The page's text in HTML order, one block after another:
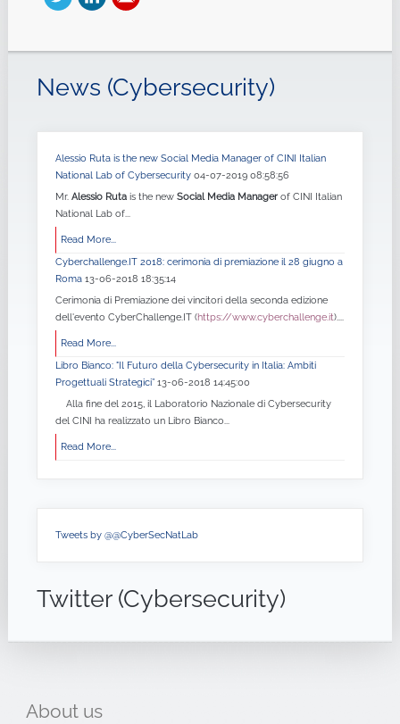
News (Cybersecurity)
Alessio Ruta is the new Social Media Manager of CINI Italian
National Lab of Cybersecurity 04-07-2019 08:58:56
Mr. Alessio Rutais the new Social Media Managerof CINI Italian
National Lab of...
Read More...
Cyberchallenge.IT 2018: cerimonia di premiazione il 28 giugno a
Roma 13-06-2018 18:35:14
Cerimonia di Premiazione dei vincitori della seconda edizione
dell'evento CyberChallenge.IT (https://www.cyberchallenge.it)....
Read More...
Libro Bianco: "Il Futuro della Cybersecurity in Italia: Ambiti
Progettuali Strategici” 13-06-2018 14:45:00
Alla fine del 2015, il Laboratorio Nazionale di Cybersecurity
del CINI ha realizzato un Libro Bianco...
Read More...
Tweets by @@CyberSecNatLab
Twitter (Cybersecurity)
About us